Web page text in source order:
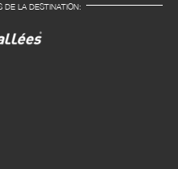
DE LA DESTINATION: